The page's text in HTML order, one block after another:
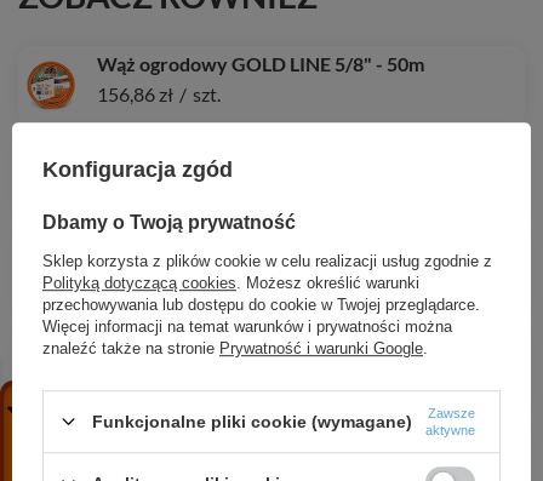
Wąż ogrodowy GOLD LINE 5/8" - 50m
156,86 zł / szt.
TAPE 1000m
100m
1,62 zł /0.1metr
Wąż płaski AGRO-FLAT 2BAR 4" / 100m
7,36 zł /0.1metr
Wąż ssawno-tłoczny ALI-FLEX 70mm
Konfiguracja zgód
Dbamy o Twoją prywatność
Sklep korzysta z plików cookie w celu realizacji usług zgodnie z
Polityką dotyczącą cookies . Możesz określić warunki
przechowywania lub dostępu do cookie w Twojej przeglądarce.
Więcej informacji na temat warunków i prywatności można
znaleźć także na stronie Prywatność i warunki Google
Funkcjonalne pliki cookie (wymagane)
Zawsze
aktywne